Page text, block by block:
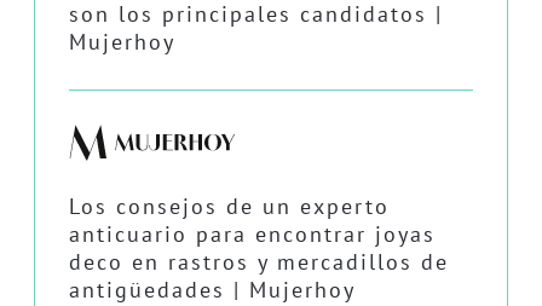
son los principales candidatos |
Mujerhoy
Los consejos de un experto
anticuario para encontrar joyas
deco en rastros y mercadillos de
antigüedades | Mujerhoy